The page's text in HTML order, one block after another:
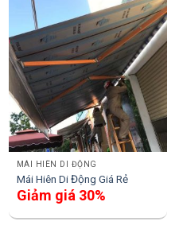
MÁI HIÊN DI ĐỘNG
Mái Hiên Di Động Giá Rẻ
Giảm giá 30%